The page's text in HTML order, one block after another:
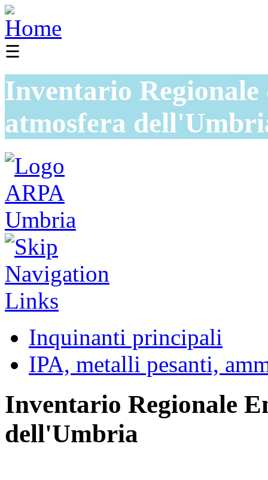
☰
Inventario
atmosfera
Inquinanti principali
IPA, metalli pesanti,
Inventario Regionale
dell'Umbria